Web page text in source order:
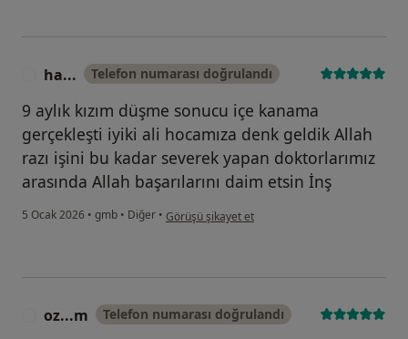
ha... Telefon numarası doğrulandı
9 aylık kızım düşme sonucu içe kanama
gerçekleşti iyiki ali hocamıza denk geldik Allah
razı işini bu kadar severek yapan doktorlarımız
arasında Allah başarılarını daim etsin İnş
5 Ocak 2026 • gmb • Diğer • kullanıcının görüşüne göre ha...
Görüşü şikayet et
oz...m Telefon numarası doğrulandı